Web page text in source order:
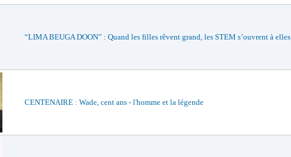
“LIMA BEUGA DOON” : Quand les filles rêvent grand, les STEM s’ouvrent à elles
CENTENAIRE : Wade, cent ans - l'homme et la légende